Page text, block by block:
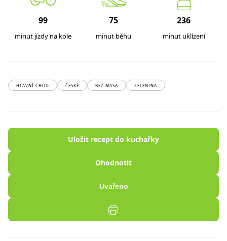
99
minut jízdy na kole
75
minut běhu
236
minut uklízení
HLAVNÍ CHOD ČESKÉ BEZ MASA ZELENINA
Uložit recept do kuchařky
Ohodnotit
Uvařeno